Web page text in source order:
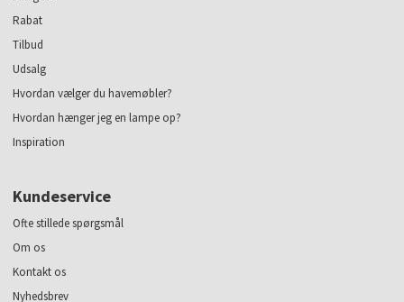
Rabat
Tilbud
Udsalg
Hvordan vælger du havemøbler?
Hvordan hænger jeg en lampe op?
Inspiration
Kundeservice
Ofte stillede spørgsmål
Om os
Kontakt os
Nyhedsbrev